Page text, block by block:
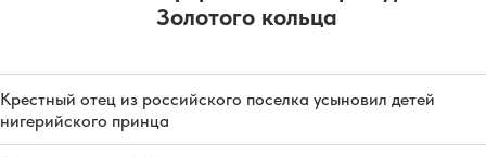
Золотого кольца
Крестный отец из российского поселка усыновил детей
нигерийского принца